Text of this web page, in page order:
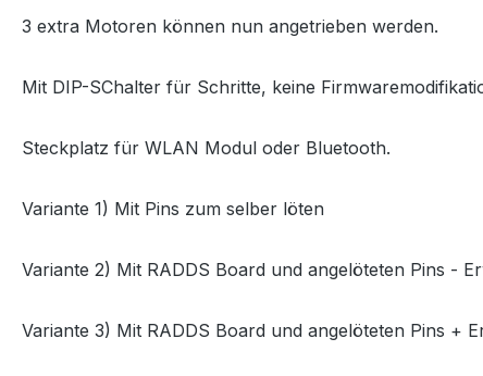
3 extra Motoren können nun angetrieben werden.
Mit DIP-SChalter für Schritte, keine
Steckplatz für WLAN Modul oder Bluetooth.
Variante 1) Mit Pins zum selber löten
Variante 2) Mit RADDS Board und angelöteten Pins -
Variante 3) Mit RADDS Board und angelöteten Pins +